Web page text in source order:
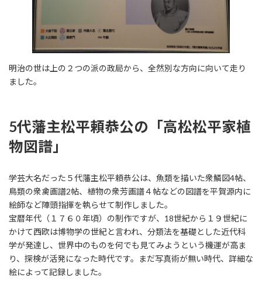
明治の世は上の２つの派の政局から、全然別な方向に向いて走り
ました。
5代藩主松平頼恭公の「高松松平家植
物図譜」
学芸大名だった５代藩主松平頼恭公は、魚類を描いた衆鱗図4帖、
鳥類の衆禽画譜2帖、植物の衆芳画譜４帖などの図譜を平賀源内に
絵師など陣頭指揮を執らせて制作しました。
宝暦年代（１７６０年頃）の制作ですが、18世紀から１９世紀に
かけて西欧は博物学の世紀と言われ、分類法を基礎とした近代科
学が発達し、世界中のものを何でも見てみようという機運が高ま
り、探検が活発になった時代です。まだ写真術が無い時代、詳細な
絵によって記録しました。